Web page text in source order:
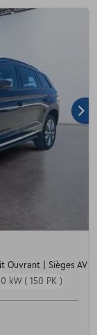
Ouvrant | Sièges AV
kW ( 150 PK )